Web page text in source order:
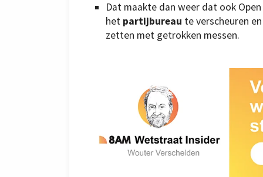
Dat maakte dan weer dat ook
het partijbureau te verscheuren
zetten met getrokken messen.